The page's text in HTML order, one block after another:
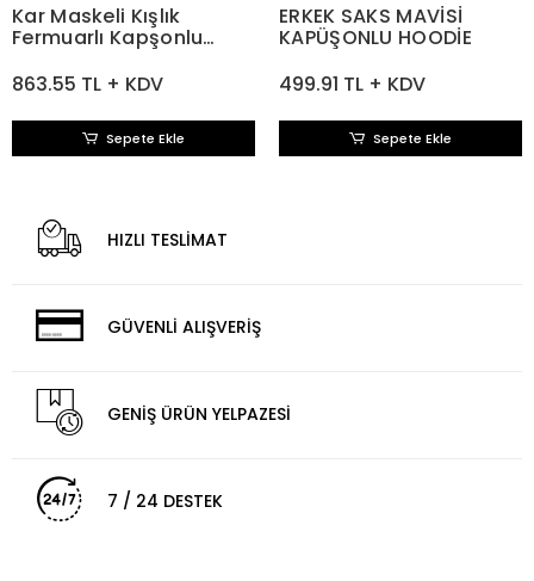
Kar Maskeli Kışlık
Fermuarlı Kapşonlu
863.55 TL + KDV
Sepete Ekle
ERKEK SAKS MAVİSİ
KAPÜŞONLU HOODİE
499.91 TL + KDV
Sepete Ekle
HIZLI TESLİMAT
GÜVENLİ ALIŞVERİŞ
GENİŞ ÜRÜN YELPAZESİ
7 / 24 DESTEK